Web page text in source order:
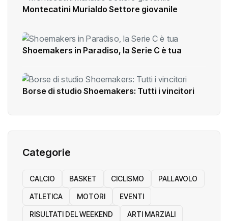
Montecatini Murialdo Settore giovanile
Shoemakers in Paradiso, la Serie C è tua
Borse di studio Shoemakers: Tutti i vincitori
Categorie
CALCIO BASKET CICLISMO PALLAVOLO
ATLETICA MOTORI EVENTI
RISULTATI DEL WEEKEND ARTI MARZIALI